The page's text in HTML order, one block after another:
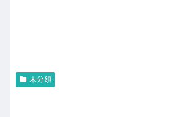
未分類